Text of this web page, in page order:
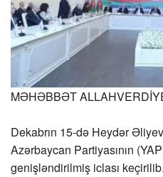
MƏHƏBBƏT
Dekabrın 15-də Heydər
Azərbaycan Partiyasının
genişləndirilmiş iclası keçirilib.